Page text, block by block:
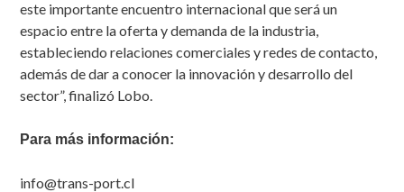
este importante encuentro internacional que será un
espacio entre la oferta y demanda de la industria,
estableciendo relaciones comerciales y redes de contacto,
además de dar a conocer la innovación y desarrollo del
sector”, finalizó Lobo.
Para más información:
info@trans-port.cl